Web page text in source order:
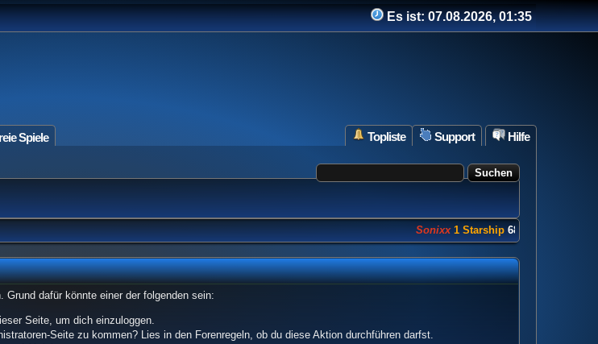
Es ist:07.08.2026, 01:35
Spiele Hilfe
Support
Topliste
Sonixx 1 Starship 682 Punkte
dafür könnte einer der folgenden sein:
Seite, um dich einzuloggen.
Seite zu kommen? Lies in den Forenregeln, ob du diese Aktion durchführen darfst.